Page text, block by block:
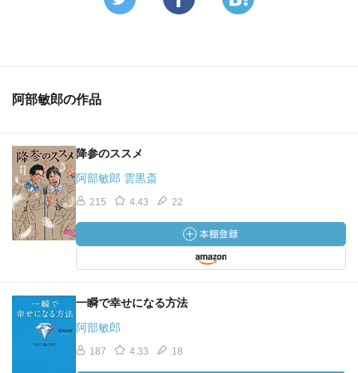
阿部敏郎の作品
降参のススメ
阿部敏郎 雲黒斎
215 4.43 22
一瞬で幸せになる方法
阿部敏郎
187 4.33 18